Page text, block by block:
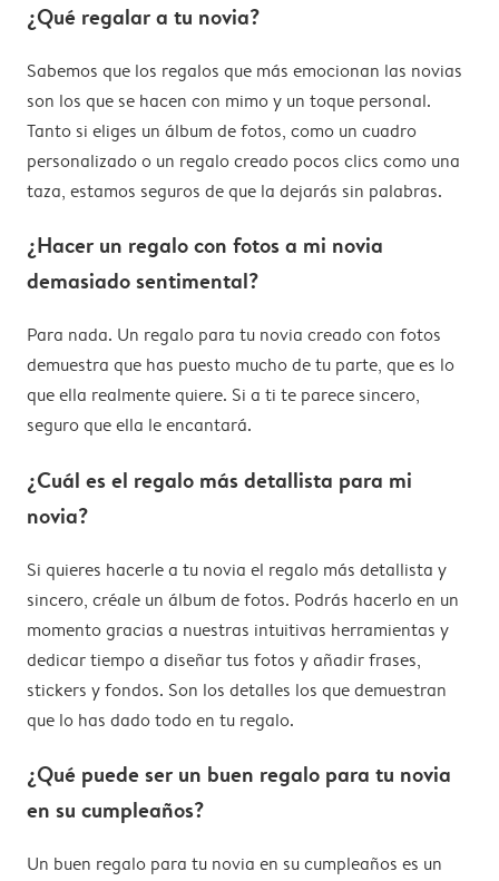
¿Qué regalar a tu novia?
Sabemos que los regalos que más emocionan las novias
son los que se hacen con mimo y un toque personal.
Tanto si eliges un álbum de fotos, como un cuadro
personalizado o un regalo creado pocos clics como una
taza, estamos seguros de que la dejarás sin palabras.
¿Hacer un regalo con fotos a mi novia
demasiado sentimental?
Para nada. Un regalo para tu novia creado con fotos
demuestra que has puesto mucho de tu parte, que es lo
que ella realmente quiere. Si a ti te parece sincero,
seguro que ella le encantará.
¿Cuál es el regalo más detallista para mi
novia?
Si quieres hacerle a tu novia el regalo más detallista y
sincero, créale un álbum de fotos. Podrás hacerlo en un
momento gracias a nuestras intuitivas herramientas y
dedicar tiempo a diseñar tus fotos y añadir frases,
stickers y fondos. Son los detalles los que demuestran
que lo has dado todo en tu regalo.
¿Qué puede ser un buen regalo para tu novia
en su cumpleaños?
Un buen regalo para tu novia en su cumpleaños es un